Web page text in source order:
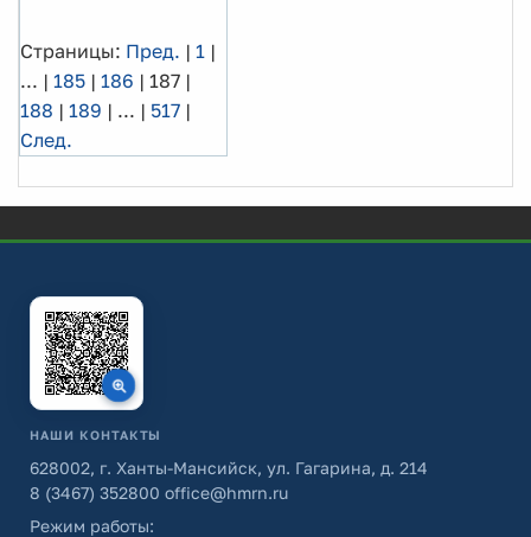
Страницы: Пред. | 1 |
... | 185 | 186 | 187 |
188 | 189 | ... | 517 |
След.
НАШИ КОНТАКТЫ
628002, г. Ханты-Мансийск, ул. Гагарина, д. 214
8 (3467) 352800 office@hmrn.ru
Режим работы: